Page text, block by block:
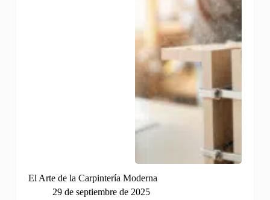
El Arte de la Carpintería Moderna
29 de septiembre de 2025